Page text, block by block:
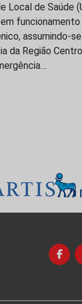
Local de Saúde
funcionamento
assumindo-
da Região